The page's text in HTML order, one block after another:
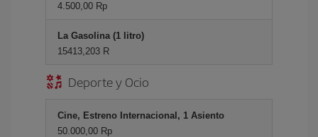
4.500,00 Rp
La Gasolina (1 litro)
15413,203 R
Deporte y Ocio
Cine, Estreno Internacional, 1 Asiento
50.000,00 Rp